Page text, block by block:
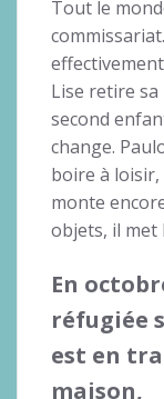
Tout le
Lise retire sa
second
change.
boire à
monte
objets, il met
En
réfugiée
est en
maison,